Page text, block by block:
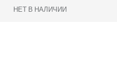
НЕТ В НАЛИЧИИ